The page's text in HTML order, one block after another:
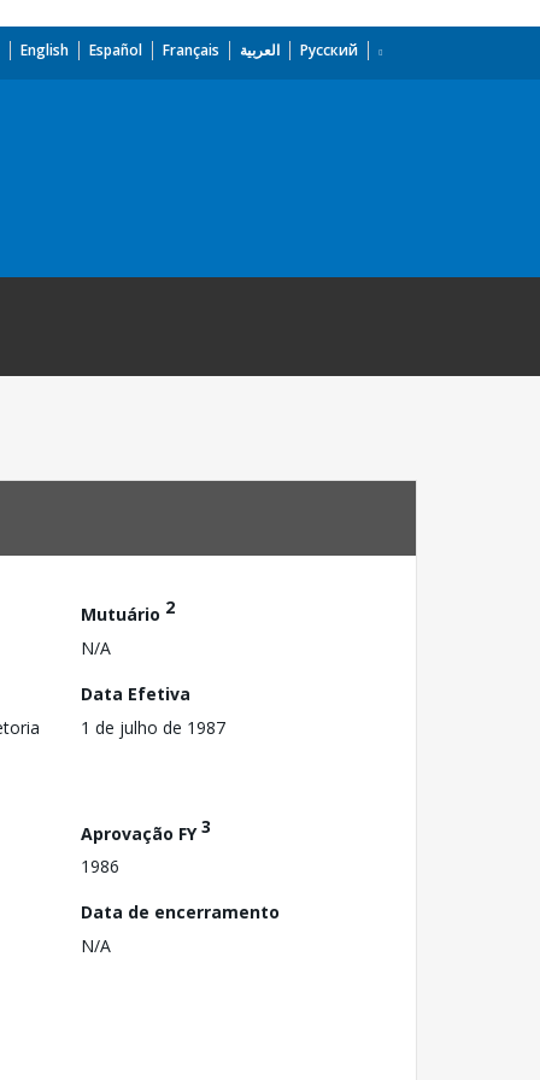
English Español Français العربية Русский
Mutuário 2
N/A
Data Efetiva
1 de julho de 1987
Aprovação FY3
1986
Data de encerramento
N/A